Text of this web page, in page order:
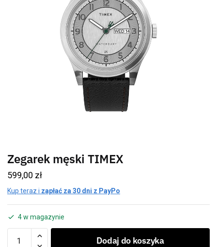
Zegarek męski TIMEX
599,00 zł
Kup teraz i zapłać za 30 dni z PayPo
4 w magazynie
Dodaj do koszyka